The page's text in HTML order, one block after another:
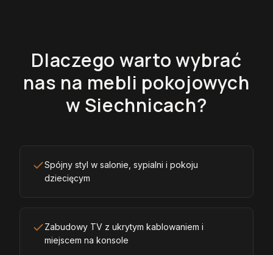
Dlaczego warto wybrać
nas na mebli pokojowych
w Siechnicach?
Spójny styl w salonie, sypialni i pokoju
dziecięcym
Zabudowy TV z ukrytym kablowaniem i
miejscem na konsole